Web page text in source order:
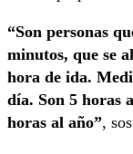
“Son personas
minutos, que se
hora de ida.
día. Son 5 horas
horas al año”,